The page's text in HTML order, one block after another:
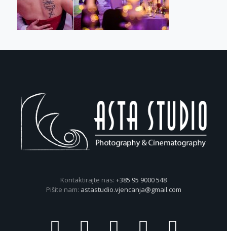
Kontaktirajte nas: +385 95 9000 548
Pišite nam: astastudio.vjencanja@gmail.com